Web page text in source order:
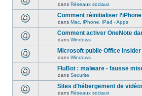
dans Réseaux sociaux
Comment réinitialiser
dans Mac, iPhone, iPad - Apps
Comment activer OneNote
dans Windows
Microsoft publie Office
dans Windows
FluBot : malware - fausse
dans Securite
Sites d'hébergement de
dans Réseaux sociaux